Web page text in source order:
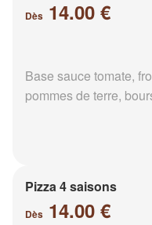
Dès 14.00 €
Base sauce tomate,
pommes de terre,
Pizza 4 saisons
Dès 14.00 €